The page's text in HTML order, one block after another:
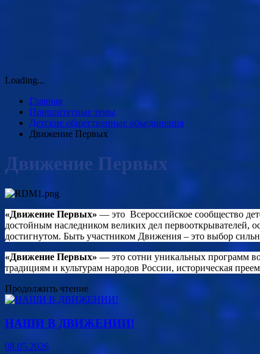
Loading...
Главная
Приоритетные темы
Детские общественные объединения
Движение Первых
Движение Первых
«Движение Первых» — это Всероссийское сообщество
достойным наследником великих дел первооткрывателей,
достигнутом. Быть участником Движения – это выбор
«Движение Первых» — это сотни уникальных программ
традициям и культурам народов России, историческая
Продолжить чтение
НАШИ В ДВИЖЕНИИ!
08.05.2026